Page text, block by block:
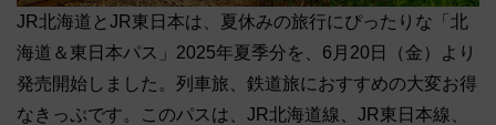
JR北海道とJR東日本は、夏休みの旅行にぴったりな「北
海道＆東日本パス」2025年夏季分を、6月20日（金）より
発売開始しました。列車旅、鉄道旅におすすめの大変お得
なきっぷです。このパスは、JR北海道線、JR東日本線、